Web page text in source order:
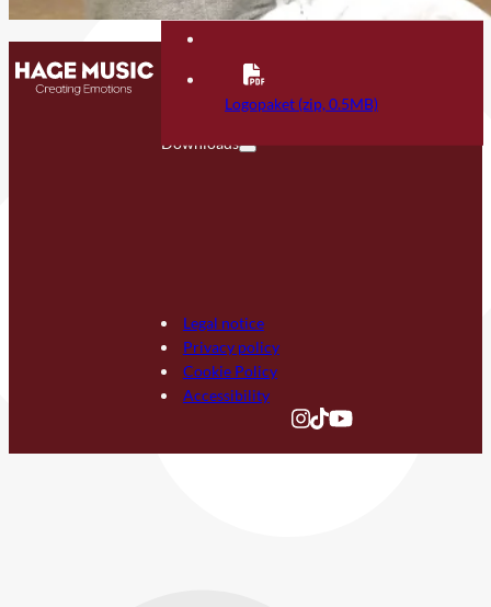
Downloads
Logopaket (zip, 0.5MB)
Legal notice
Privacy policy
Cookie Policy
Accessibility